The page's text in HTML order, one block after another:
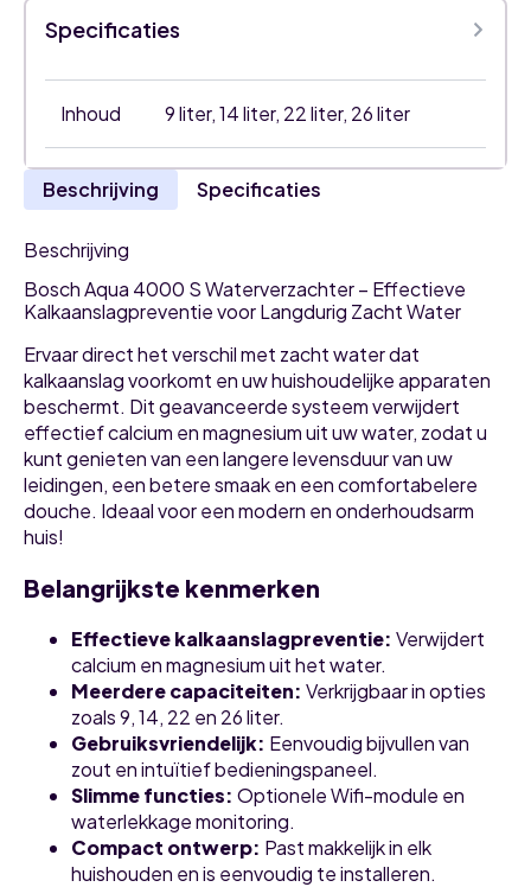
Specificaties
Inhoud 9 liter, 14 liter, 22 liter, 26 liter
Beschrijving Specificaties
Beschrijving
Bosch Aqua 4000 S Waterverzachter – Effectieve
Kalkaanslagpreventie voor Langdurig Zacht Water
Ervaar direct het verschil met zacht water dat
kalkaanslag voorkomt en uw huishoudelijke apparaten
beschermt. Dit geavanceerde systeem verwijdert
effectief calcium en magnesium uit uw water, zodat u
kunt genieten van een langere levensduur van uw
leidingen, een betere smaak en een comfortabelere
douche. Ideaal voor een modern en onderhoudsarm
huis!
Belangrijkste kenmerken
Effectieve kalkaanslagpreventie: Verwijdert
calcium en magnesium uit het water.
Meerdere capaciteiten: Verkrijgbaar in opties
zoals 9, 14, 22 en 26 liter.
Gebruiksvriendelijk: Eenvoudig bijvullen van
zout en intuïtief bedieningspaneel.
Slimme functies: Optionele Wifi-module en
waterlekkage monitoring.
Compact ontwerp: Past makkelijk in elk
huishouden en is eenvoudig te installeren.